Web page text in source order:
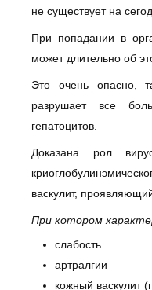
не существует на
При попадании в
может длительно об
Это очень опасно,
разрушает все
гепатоцитов.
Доказана рол
васкулит,
При котором
слабость
артралгии
кожный васкулит